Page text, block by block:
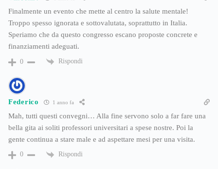
Finalmente un evento che mette al centro la salute mentale!
Troppo spesso ignorata e sottovalutata, soprattutto in Italia.
Speriamo che da questo congresso escano proposte concrete e
finanziamenti adeguati.
0 Rispondi
Federico 1 anno fa
Mah, tutti questi convegni… Alla fine servono solo a far fare una
bella gita ai soliti professori universitari a spese nostre. Poi la
gente continua a stare male e ad aspettare mesi per una visita.
0 Rispondi